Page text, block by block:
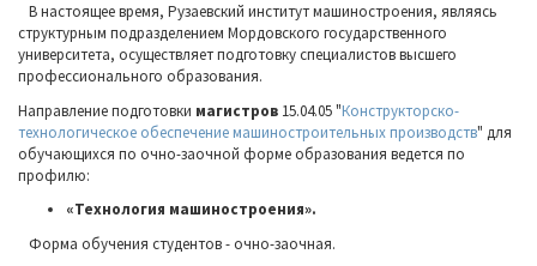
В настоящее время, Рузаевский институт машиностроения, являясь
структурным подразделением Мордовского государственного
университета, осуществляет подготовку специалистов высшего
профессионального образования.
Направление подготовки магистров 15.04.05 "Конструкторско-
технологическое обеспечение машиностроительных производств" для
обучающихся по очно-заочной форме образования ведется по
профилю:
«Технология машиностроения».
Форма обучения студентов - очно-заочная.